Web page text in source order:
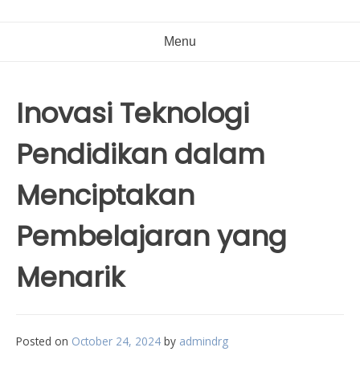
Menu
Inovasi Teknologi
Pendidikan dalam
Menciptakan
Pembelajaran yang
Menarik
Posted on October 24, 2024 by admindrg